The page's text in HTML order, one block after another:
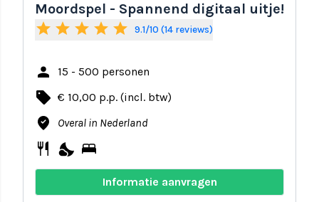
Moordspel - Spannend digitaal uitje!
star star star star star 9.1/10 (14 reviews)
person 15 - 500 personen
local_offer € 10,00 p.p. (incl. btw)
where_to_vote Overal in Nederland
restaurant nights_stay bed
Informatie aanvragen